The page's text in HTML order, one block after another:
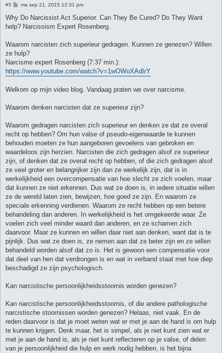
#5
B
c
ma sep 21, 2015 12:31 pm
Why Do Narcissist Act Superior. Can They Be Cured? Do They Want
help? Narcissism Expert Rosenberg.
Waarom narcisten zich superieur gedragen. Kunnen ze genezen? Willen
ze hulp?
Narcisme expert Rosenberg (7:37 min.):
https://www.youtube.com/watch?v=1wOWoXAdIrY
Welkom op mijn video blog. Vandaag praten we over narcisme.
Waarom denken narcisten dat ze superieur zijn?
Waarom gedragen narcisten zich superieur en denken ze dat ze overal
recht op hebben? Om hun valse of pseudo-eigenwaarde te kunnen
behouden moeten ze hun aangeboren gevoelens van gebroken en
waardeloos zijn herzien. Narcisten die zich gedragen alsof ze superieur
zijn, of denken dat ze overal recht op hebben, of die zich gedragen alsof
ze veel groter en belangrijker zijn dan ze werkelijk zijn, dat is in
werkelijkheid een overcompensatie van hoe slecht ze zich voelen, maar
dat kunnen ze niet erkennen. Dus wat ze doen is, in iedere situatie willen
ze de wereld laten zien, bewijzen, hoe goed ze zijn. En waarom ze
speciale erkenning verdienen. Waarom ze recht hebben op een betere
behandeling dan anderen. In werkelijkheid is het omgekeerde waar. Ze
voelen zich veel minder waard dan anderen, en ze schamen zich
daarvoor. Maar ze kunnen en willen daar niet aan denken, want dat is te
pijnlijk. Dus wat ze doen is, ze nemen aan dat ze beter zijn en ze willen
behandeld worden alsof dat zo is. Het is gewoon een compensatie voor
dat deel van hen dat verdrongen is en wat in verband staat met hoe diep
beschadigd ze zijn psychologisch.
Kan narcistische persoonlijkheidsstoornis worden genezen?
Kan narcistische persoonlijkheidsstoornis, of die andere pathologische
narcistische stoornissen worden genezen? Helaas, niet vaak. En de
reden daarvoor is dat je moet weten wat er met je aan de hand is om hulp
te kunnen krijgen. Denk maar, het is simpel, als je niet kunt zien wat er
met je aan de hand is, als je niet kunt reflecteren op je valse, of delen
van je persoonlijkheid die hulp en werk nodig hebben, is het bijna